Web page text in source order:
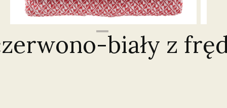
biały z